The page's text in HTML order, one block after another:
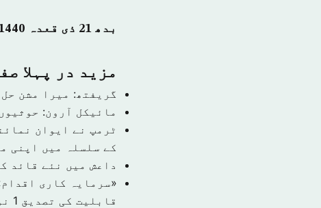
بدھ 21 ذی قعدہ 1440 ہجری – 24 جولائی 2019ء – شمارہ نمبر [14848]
مزید در پہلا
گریفتھ: میرا مشن
مائیکل آرون:
ٹرمپ نے ایوان
کے سلسلہ میں اپنی
داعش میں نئے قائد
قابلیت کی تصدیق 1 نومبر 2019